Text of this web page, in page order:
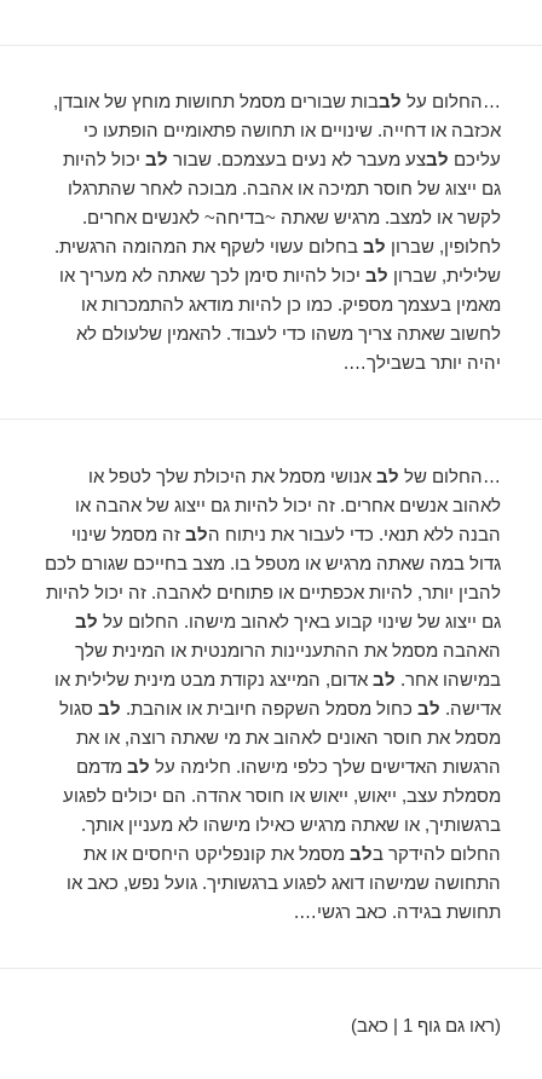
…החלום על לבבות שבורים מסמל תחושות מוחץ של אובדן,
אכזבה או דחייה. שינויים או תחושה פתאומיים הופתעו כי
עליכם לבצע מעבר לא נעים בעצמכם. שבור לב יכול להיות
גם ייצוג של חוסר תמיכה או אהבה. מבוכה לאחר שהתרגלו
לקשר או למצב. מרגיש שאתה ~בדיחה~ לאנשים אחרים.
לחלופין, שברון לב בחלום עשוי לשקף את המהומה הרגשית.
שלילית, שברון לב יכול להיות סימן לכך שאתה לא מעריך או
מאמין בעצמך מספיק. כמו כן להיות מודאג להתמכרות או
לחשוב שאתה צריך משהו כדי לעבוד. להאמין שלעולם לא
יהיה יותר בשבילך….
…החלום של לב אנושי מסמל את היכולת שלך לטפל או
לאהוב אנשים אחרים. זה יכול להיות גם ייצוג של אהבה או
הבנה ללא תנאי. כדי לעבור את ניתוח הלב זה מסמל שינוי
גדול במה שאתה מרגיש או מטפל בו. מצב בחייכם שגורם לכם
להבין יותר, להיות אכפתיים או פתוחים לאהבה. זה יכול להיות
גם ייצוג של שינוי קבוע באיך לאהוב מישהו. החלום על לב
האהבה מסמל את ההתעניינות הרומנטית או המינית שלך
במישהו אחר. לב אדום, המייצג נקודת מבט מינית שלילית או
אדישה. לב כחול מסמל השקפה חיובית או אוהבת. לב סגול
מסמל את חוסר האונים לאהוב את מי שאתה רוצה, או את
הרגשות האדישים שלך כלפי מישהו. חלימה על לב מדמם
מסמלת עצב, ייאוש, ייאוש או חוסר אהדה. הם יכולים לפגוע
ברגשותיך, או שאתה מרגיש כאילו מישהו לא מעניין אותך.
החלום להידקר בלב מסמל את קונפליקט היחסים או את
התחושה שמישהו דואג לפגוע ברגשותיך. גועל נפש, כאב או
תחושת בגידה. כאב רגשי….
(ראו גם גוף 1 | כאב)